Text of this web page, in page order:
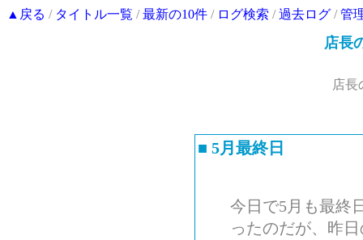
▲戻る / タイトル一覧 /最新の10件 / ログ検索 /過去ログ /管
店長
店長
■ 5月最終日
今日で5月も最終
ったのだが、昨